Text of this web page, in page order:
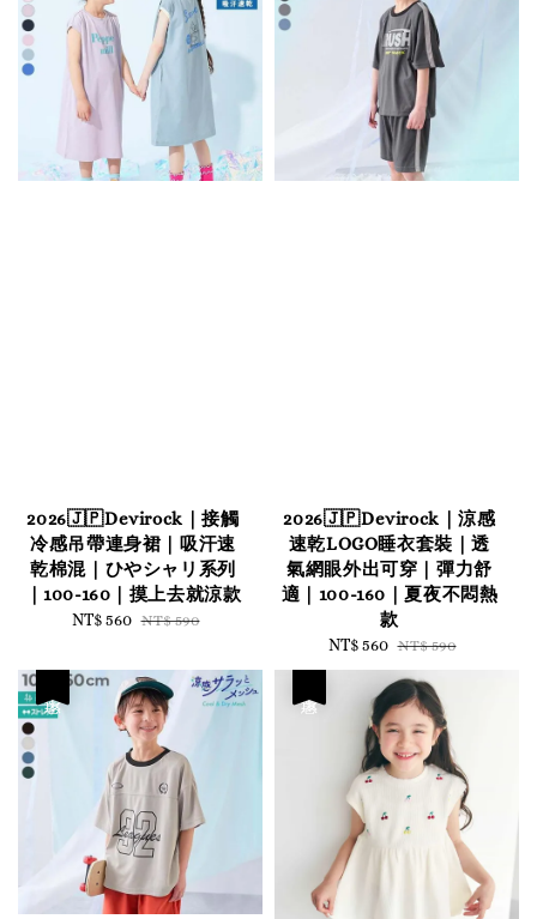
2026🇯🇵Devirock｜接觸
冷感吊帶連身裙｜吸汗速
乾棉混｜ひやシャリ系列
｜100-160｜摸上去就涼款
Sale
NT$ 560 Regular
NT$ 590
2026🇯🇵Devirock｜涼感
速乾LOGO睡衣套裝｜透
氣網眼外出可穿｜彈力舒
適｜100-160｜夏夜不悶熱
款
Sale
price
NT$ 560 Regular
price
NT$ 590